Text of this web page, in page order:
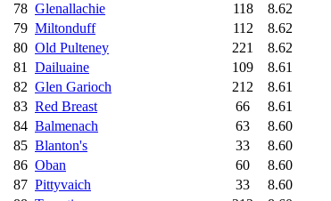
78 Glenallachie 118
8.62
79 Miltonduff 112
8.62
80 Old Pulteney 221
8.62
81 Dailuaine 109
8.61
82 Glen Garioch 212
8.61
83 Red Breast 66
8.61
84 Balmenach 63
8.60
85 Blanton's 33
8.60
86 Oban 60
8.60
87 Pittyvaich 33
8.60